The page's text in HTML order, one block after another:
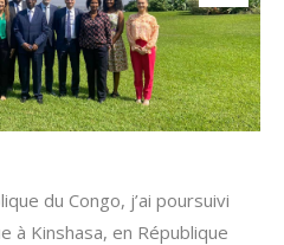
du Congo, j’ai poursuivi
à Kinshasa, en République